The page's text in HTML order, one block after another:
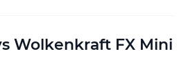
Wolkenkraft FX Mini